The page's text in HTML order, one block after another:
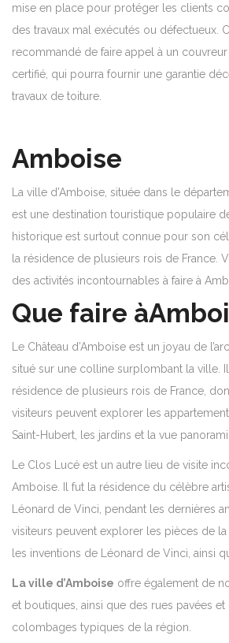
mise en place pour protéger les clients
des travaux mal exécutés ou défectueux.
recommandé de faire appel à un
certifié, qui pourra fournir une garantie
travaux de toiture.
Amboise
La ville d’Amboise, située dans le
est une destination touristique populaire
historique est surtout connue pour son
la résidence de plusieurs rois de France.
des activités incontournables à faire à
Que faire
Le Château d’Amboise est un joyau de
situé sur une colline surplombant la ville.
résidence de plusieurs rois de France,
visiteurs peuvent explorer les
Saint-Hubert, les jardins et la vue
Le Clos Lucé est un autre lieu de visite
Amboise. Il fut la résidence du célèbre
Léonard de Vinci, pendant les dernières
visiteurs peuvent explorer les pièces de
les inventions de Léonard de Vinci, ainsi
La ville d’Amboise offre également de
et boutiques, ainsi que des rues pavées et
colombages typiques de la région.